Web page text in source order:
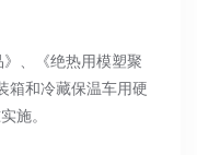
、《绝热用模塑聚
箱和冷藏保温车用硬
施。